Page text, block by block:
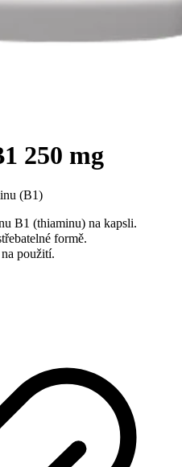
250 mg
(B1)
B1 (thiaminu) na kapsli.
formě.
použití.